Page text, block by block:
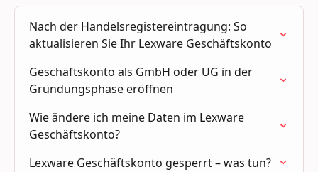
Nach der Handelsregistereintragung: So
aktualisieren Sie Ihr Lexware Geschäftskonto
Geschäftskonto als GmbH oder UG in der
Gründungsphase eröffnen
Wie ändere ich meine Daten im Lexware
Geschäftskonto?
Lexware Geschäftskonto gesperrt – was tun?